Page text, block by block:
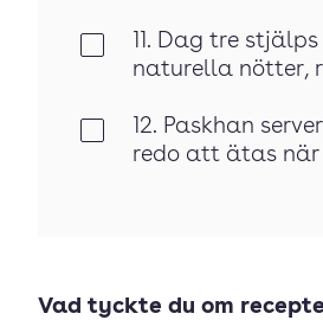
11. Dag tre
naturella nötter,
12. Paskhan
redo att ätas när
Vad tyckte du om